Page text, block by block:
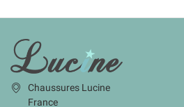
INFORMATIONS
Chaussures Lucine
France